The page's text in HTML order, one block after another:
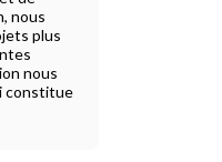
nous
plus
nous
constitue